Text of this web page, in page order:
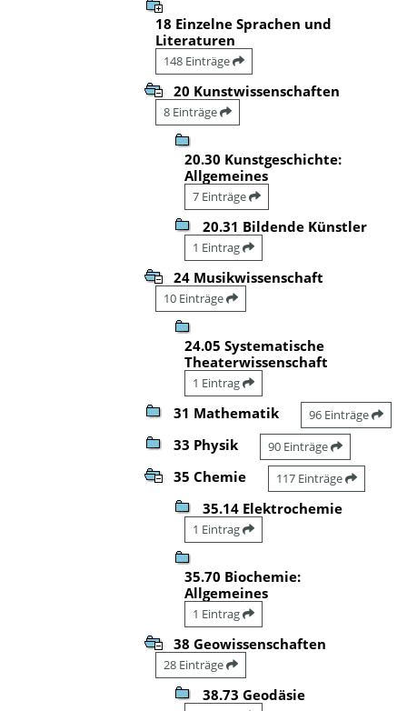
18 Einzelne Sprachen und
Literaturen
148 Einträge
20 Kunstwissenschaften
8 Einträge
20.30 Kunstgeschichte:
Allgemeines
7 Einträge
20.31 Bildende Künstler
1 Eintrag
24 Musikwissenschaft
10 Einträge
24.05 Systematische
Theaterwissenschaft
1 Eintrag
31 Mathematik 96 Einträge
33 Physik 90 Einträge
35 Chemie 117 Einträge
35.14 Elektrochemie
1 Eintrag
35.70 Biochemie:
Allgemeines
1 Eintrag
38 Geowissenschaften
28 Einträge
38.73 Geodäsie